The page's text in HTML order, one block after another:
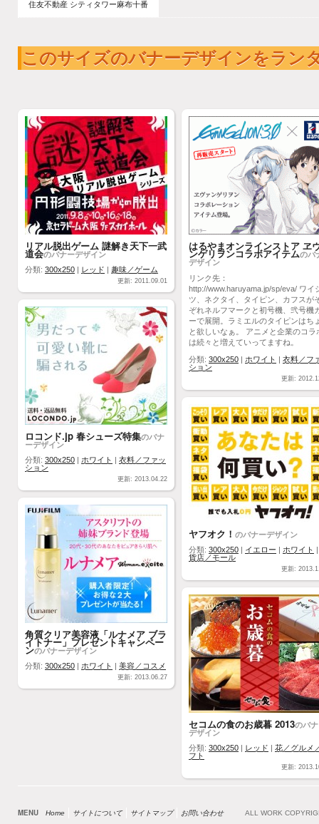
住友不動産 シティタワー麻布十番
このサイズのバナーデザインをラン
リアル脱出ゲーム 謎解き天下一武
道会のバナーデザイン
分類: 300x250 | レッド | 趣味／ゲーム
更新: 2011.09.01
はるやまオンラインストア ヱ
ンゲリヲンコラボアイテムのバ
デザイン
リンク先：
http://www.haruyama.jp/sp/eva/ ワイ
ツ、ネクタイ、タイピン、カフスが
ぞれネルフマークと初号機、弐号機
ーで展開。ラミエルのタイピンはち
と欲しいなぁ。 アニメと企業のコラ
は続々と増えていってますね。
分類: 300x250 | ホワイト | 衣料／フ
ション
更新:
ロコンド.jp 春シューズ特集のバナ
ーデザイン
分類: 300x250 | ホワイト | 衣料／ファッ
ション
更新: 2013.04.22
ヤフオク！ のバナーデザイン
分類: 300x250 | イエロー | ホワイト
貨店／モール
更新:
角質クリア美容液「ルナメア ブラ
イトナー」プレゼントキャンペー
ンのバナーデザイン
分類: 300x250 | ホワイト | 美容／コスメ
更新: 2013.06.27
セコムの食のお歳暮 2013のバ
デザイン
分類: 300x250 | レッド | 花／グルメ
フト
更新:
MENU Home サイトについて サイトマップ お問い合わせ ALL WORK